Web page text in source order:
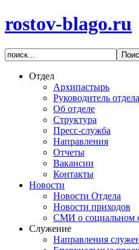
rostov-blago.ru
Отдел
Архипастырь
Руководитель отдела
Об отделе
Структура
Пресс-служба
Направления
Отчеты
Вакансии
Контакты
Новости
Новости Отдела
Новости приходов
СМИ о социальном
Служение
Направления